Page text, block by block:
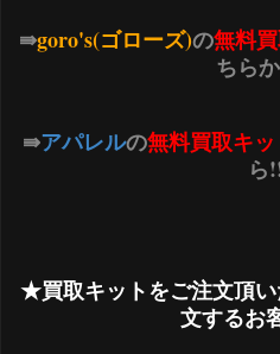
⇛goro's(ゴローズ)の無料
ちら
⇛アパレルの無料買取キッ
ら
★買取キットをご注文頂
文するお